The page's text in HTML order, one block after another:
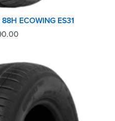
ECOWING ES31